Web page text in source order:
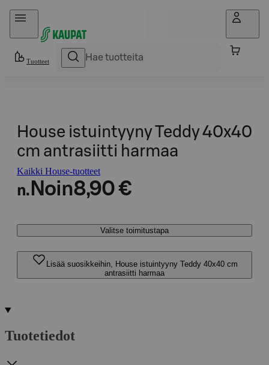
Hyppää sisältöön
Tuotteet
House istuintyyny Teddy 40x40
cm antrasiitti harmaa
Kaikki House-tuotteet
n. Noin8,90 €
Valitse toimitustapa
Lisää suosikkeihin, House istuintyyny Teddy 40x40 cm
antrasiitti harmaa
Tuotetiedot